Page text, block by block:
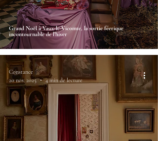
Grand Noël à Vaux-le-Vicomte, la sortie féerique
incontournable de l’hiver
Constance
20 nov. 2025
4 min de lecture